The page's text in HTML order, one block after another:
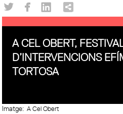
A CEL OBERT,
D’INTERVENCIONS
TORTOSA
Imatge: A Cel Obert